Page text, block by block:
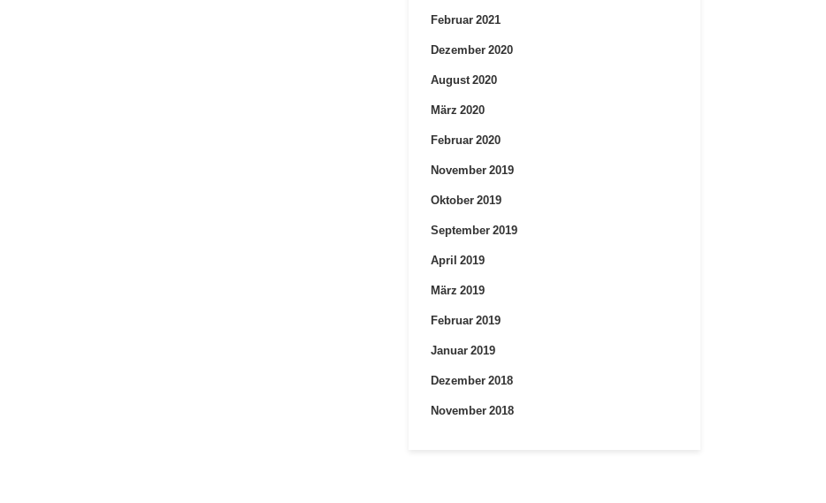
Februar 2021
Dezember 2020
August 2020
März 2020
Februar 2020
November 2019
Oktober 2019
September 2019
April 2019
März 2019
Februar 2019
Januar 2019
Dezember 2018
November 2018